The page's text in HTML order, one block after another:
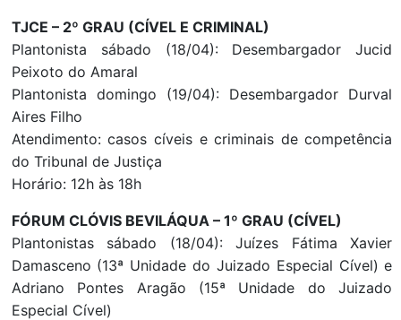
TJCE – 2º GRAU (CÍVEL E CRIMINAL)
Plantonista sábado (18/04): Desembargador Jucid
Peixoto do Amaral
Plantonista domingo (19/04): Desembargador Durval
Aires Filho
Atendimento: casos cíveis e criminais de competência
do Tribunal de Justiça
Horário: 12h às 18h
FÓRUM CLÓVIS BEVILÁQUA – 1º GRAU (CÍVEL)
Plantonistas sábado (18/04): Juízes Fátima Xavier
Damasceno (13ª Unidade do Juizado Especial Cível) e
Adriano Pontes Aragão (15ª Unidade do Juizado
Especial Cível)